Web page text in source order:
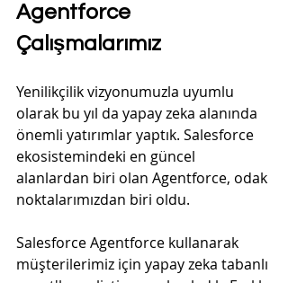
Agentforce
Çalışmalarımız
Yenilikçilik vizyonumuzla uyumlu
olarak bu yıl da yapay zeka alanında
önemli yatırımlar yaptık. Salesforce
ekosistemindeki en güncel
alanlardan biri olan Agentforce, odak
noktalarımızdan biri oldu.
Salesforce Agentforce kullanarak
müşterilerimiz için yapay zeka tabanlı